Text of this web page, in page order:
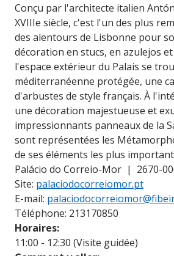
Conçu par l'architecte italien
XVIIIe siècle, c'est l'un des plus
des alentours de Lisbonne pour
décoration en stucs, en azulejos
l'espace extérieur du Palais se
méditerranéenne protégée, une
d'arbustes de style français. À
une décoration majestueuse et
impressionnants panneaux de la
sont représentées les
de ses éléments les plus
Palácio do Correio-Mor | 2670-
Site: palaciodocorreiomor.pt
E-mail:
Téléphone: 213170850
Horaires:
11:00 - 12:30 (Visite guidée)